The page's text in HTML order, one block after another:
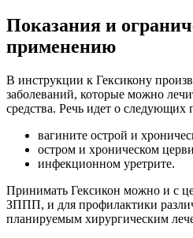
Показания и
применению
В инструкции к Гексикону
заболеваний, которые можно
средства. Речь идет о следующих
вагините острой и
остром и хроническом
инфекционном уретрите.
Принимать Гексикон можно и с
ЗППП, и для профилактики
планируемым хирургическим